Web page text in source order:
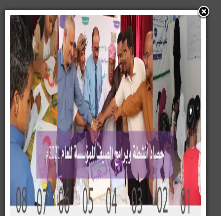
قطاع التنمية الأسرية
العمودي يدشن المرحلة الثالثة
من مشروع الاستقرار الاسري
بالمكلا
العمودي يدشن المرحلة الثالثة من
مشروع الاستقرار الاسري بالمكلا